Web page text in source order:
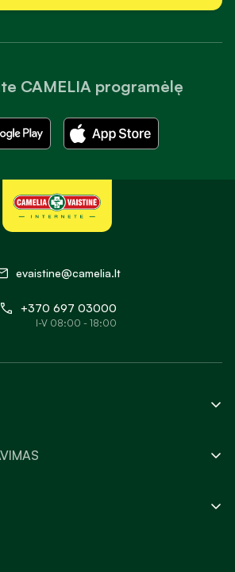
CAMELIA programėlę
evaistine@camelia.lt
+370 697 03000
I-V 08:00 - 18:00